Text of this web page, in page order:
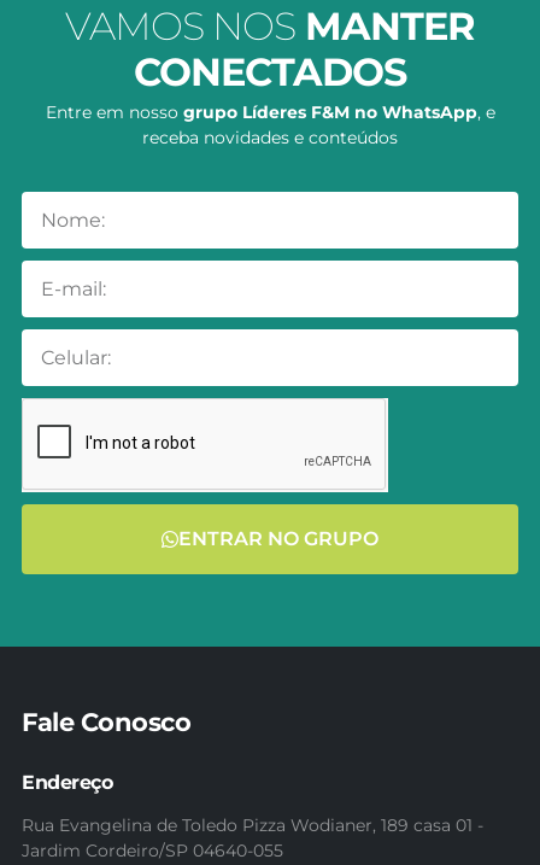
VAMOS NOS MANTER
CONECTADOS
Entre em nosso grupo Líderes F&M no WhatsApp, e
receba novidades e conteúdos
ENTRAR NO GRUPO
Fale Conosco
Endereço
Rua Evangelina de Toledo Pizza Wodianer, 189 casa 01 -
Jardim Cordeiro/SP 04640-055